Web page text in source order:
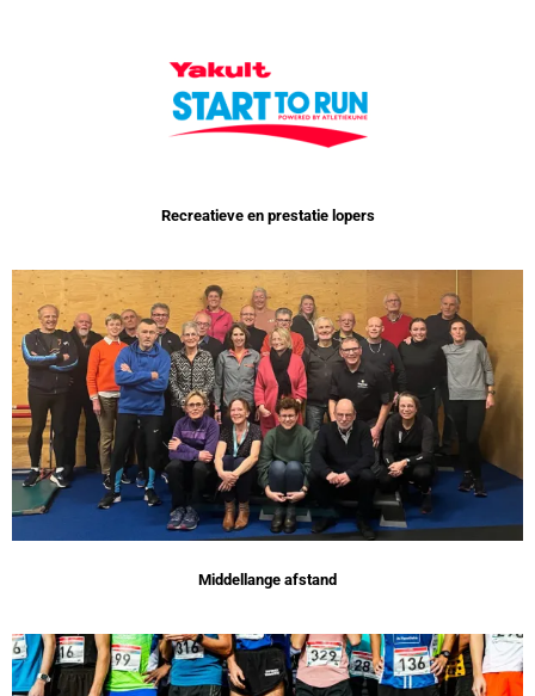
Recreatieve en prestatie lopers
Middellange afstand